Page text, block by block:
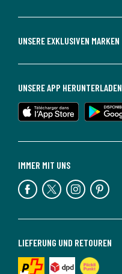
UNSERE EXKLUSIVEN MARKEN
LIEFERUNG UND RETOUREN
IMMER MIT UNS
UNSERE APP HERUNTERLADEN